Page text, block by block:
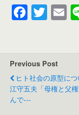
F
a
e
b
o
o
T
wi
er
E
Previous Post
ヒト社会の原型に
江守五夫「母権と父
んで---